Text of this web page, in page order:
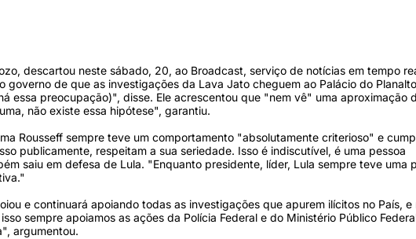
descartou neste sábado, 20, ao Broadcast, serviço de notícias em tempo
de que as investigações da Lava Jato cheguem ao Palácio do
essa preocupação)", disse. Ele acrescentou que "nem vê" uma aproximação
não existe essa hipótese", garantiu.
Rousseff sempre teve um comportamento "absolutamente criterioso" e
publicamente, respeitam a sua seriedade. Isso é indiscutível, é uma pessoa
saiu em defesa de Lula. "Enquanto presidente, líder, Lula sempre teve uma
e continuará apoiando todas as investigações que apurem ilícitos no País, e
sempre apoiamos as ações da Polícia Federal e do Ministério Público
argumentou.